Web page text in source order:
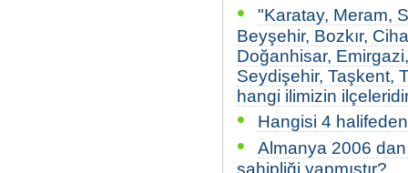
•
"Karatay, Meram,
Beyşehir, Bozkır,
Doğanhisar,
Seydişehir, Taşkent,
hangi ilimizin
• Hangisi 4
•
Almanya 2006
sahipliği yapmıştır?